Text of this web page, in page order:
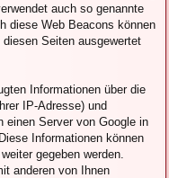
auch so genannte
diese Web Beacons können
Seiten ausgewertet
Informationen über die
IP-Adresse) und
einen Server von Google in
Informationen können
gegeben werden.
anderen von Ihnen